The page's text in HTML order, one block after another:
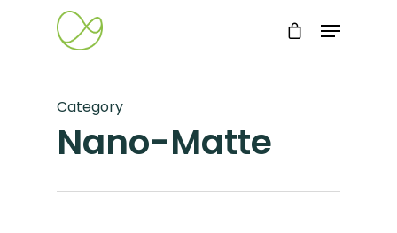
Category
Nano-Matte